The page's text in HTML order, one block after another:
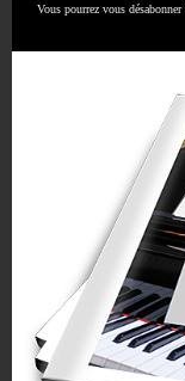
VOIR
Vous pourrez vous